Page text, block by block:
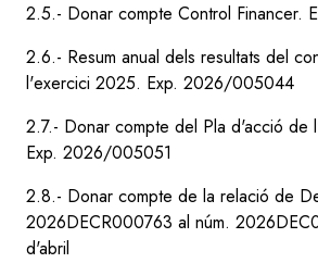
2.5.- Donar compte Control Financer.
2.6.- Resum anual dels resultats del
l'exercici 2025. Exp. 2026/005044
2.7.- Donar compte del Pla d'acció de
Exp. 2026/005051
2.8.- Donar compte de la relació de
2026DECR000763 al núm.
d'abril